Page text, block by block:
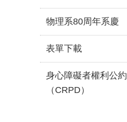
物理系80周年系慶
表單下載
身心障礙者權利公約
（CRPD）